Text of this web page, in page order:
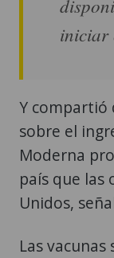
iniciar
Y compartió
sobre el
Moderna
país que las
Unidos,
Las